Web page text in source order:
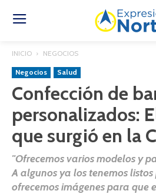
INICIO NEGOCIOS
Negocios Salud
Confección de
personalizados:
que surgió en la
"Ofrecemos varios modelos y
A algunos ya los tenemos
ofrecemos imágenes para que